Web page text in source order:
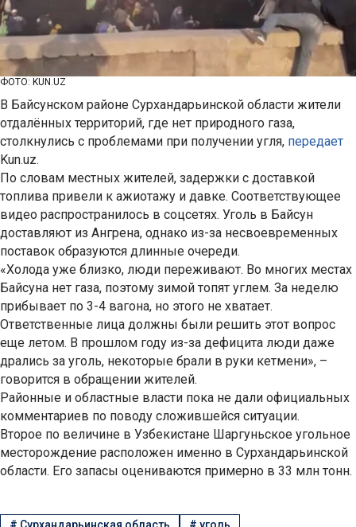
ФОТО: KUN.UZ
В Байсунском районе Сурхандарьинской области жители
отдалённых территорий, где нет природного газа,
столкнулись с проблемами при получении угля, передает
Kun.uz.
По словам местных жителей, задержки с доставкой
топлива привели к ажиотажу и давке. Соответствующее
видео распространилось в соцсетях. Уголь в Байсун
доставляют из Ангрена, однако из-за несвоевременных
поставок образуются длинные очереди.
«Холода уже близко, люди переживают. Во многих местах
Байсуна нет газа, поэтому зимой топят углем. За неделю
прибывает по 3-4 вагона, но этого не хватает.
Ответственные лица должны были решить этот вопрос
еще летом. В прошлом году из-за дефицита люди даже
дрались за уголь, некоторые брали в руки кетмени», –
говорится в обращении жителей.
Районные и областные власти пока не дали официальных
комментариев по поводу сложившейся ситуации.
Второе по величине в Узбекистане Шаргуньское угольное
месторождение расположен именно в Сурхандарьинской
области. Его запасы оцениваются примерно в 33 млн тонн.
# Сурхандарьинская область # уголь